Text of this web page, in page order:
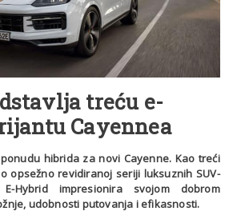
treću e-
Cayennea
hibrida za novi Cayenne. Kao treći
opsežno revidiranoj seriji luksuznih SUV-
Hybrid impresionira svojom dobrom
udobnosti putovanja i efikasnosti.